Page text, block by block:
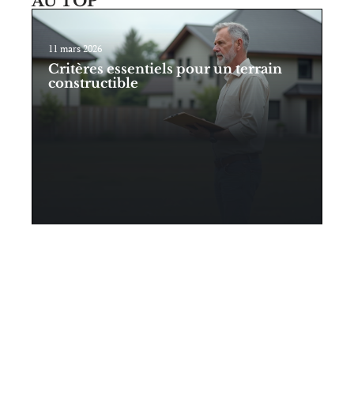
11 mars 2026
Critères essentiels pour un terrain
constructible